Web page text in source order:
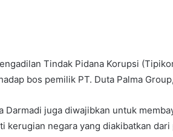
Tindak Pidana Korupsi
bos pemilik PT. Duta Palma
Darmadi juga diwajibkan untuk
kerugian negara yang diakibatkan